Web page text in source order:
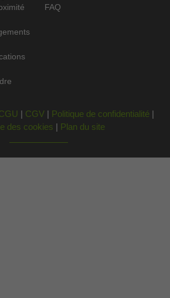
FAQ
| CGV | Politique de confidentialité |
des cookies | Plan du site